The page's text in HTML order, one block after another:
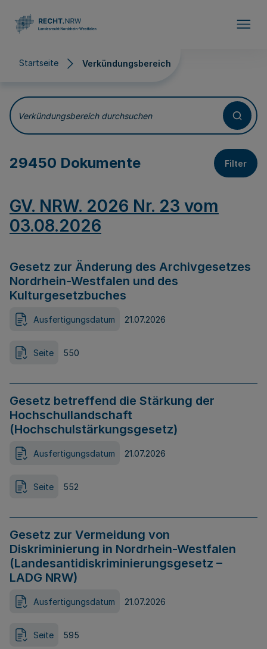
Startseite Verkündungsbereich
Verkündungsbereich
Verkündungsbereich durchsuchen
29450 Dokumente Filter
GV. NRW. 2026 Nr. 23 vom
03.08.2026
Gesetz zur Änderung des Archivgesetzes
Nordrhein-Westfalen und des
Kulturgesetzbuches
Ausfertigungsdatum 21.07.2026
Seite 550
Gesetz betreffend die Stärkung der
Hochschullandschaft
(Hochschulstärkungsgesetz)
Ausfertigungsdatum 21.07.2026
Seite 552
Gesetz zur Vermeidung von
Diskriminierung in Nordrhein-Westfalen
(Landesantidiskriminierungsgesetz –
LADG NRW)
Ausfertigungsdatum 21.07.2026
Seite 595